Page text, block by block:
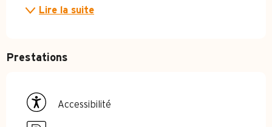
Lire la suite
Prestations
Accessibilité